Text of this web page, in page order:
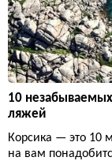
10
ляжей
Корсика — это 10
на вам